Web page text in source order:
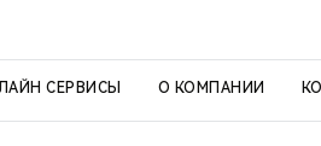
СЕРВИСЫ О КОМПАНИИ